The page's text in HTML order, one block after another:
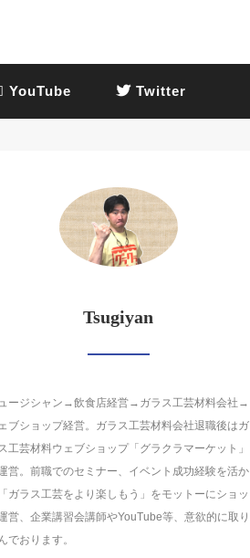
YouTube Twitter
Tsugiyan
ージシャン→飲食店経営→ガラス工芸材料会社→
ブショップ経営。ガラス工芸材料会社退職後はガ
工芸材料ウェブショップ「グラクラマーケット」
営。前職でのセミナー、イベント成功経験を活か
ガラス工芸をより楽しもう」をモットーにショッ
営、企業講習会講師やYouTube等、意欲的に取り
でおります。